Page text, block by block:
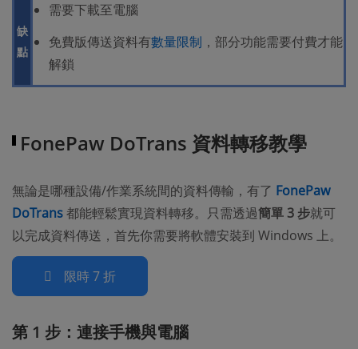
缺
點
需要下載至電腦
免費版傳送資料有數量限制 ，部分功能需要付費才能
解鎖
FonePaw DoTrans 資料轉移教學
無論是哪種設備/作業系統間的資料傳輸，有了 FonePaw
DoTrans都能輕鬆實現資料轉移。只需透過簡單 3 步就可
以完成資料傳送，首先你需要將軟體安裝到 Windows 上。
限時 7 折
第 1 步：連接手機與電腦